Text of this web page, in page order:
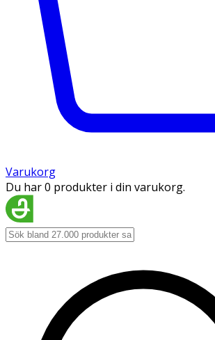
Varukorg
Du har 0 produkter i din varukorg.